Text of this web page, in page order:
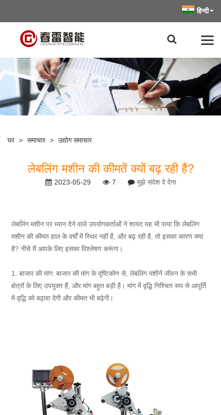
हिन्दी
घर > समाचार > उद्योग समाचार
लेबलिंग मशीन की कीमतें क्यों बढ़ रही हैं?
2023-05-29 7 मुझे संदेश दे देना
लेबलिंग मशीन पर ध्यान देने वाले उपयोगकर्ताओं ने शायद यह भी पाया कि लेबलिंग
मशीन की कीमत हाल के वर्षों में स्थिर नहीं है, और बढ़ रही है, तो इसका कारण क्या
है? नीचे मैं आपके लिए इसका विश्लेषण करूंगा।
1. बाजार की मांग: बाजार की मांग के दृष्टिकोण से, लेबलिंग मशीनें जीवन के सभी
क्षेत्रों के लिए उपयुक्त हैं, और मांग बहुत बड़ी है। मांग में वृद्धि निश्चित रूप से आपूर्ति
में वृद्धि को बढ़ावा देगी और कीमत भी बढ़ेगी।